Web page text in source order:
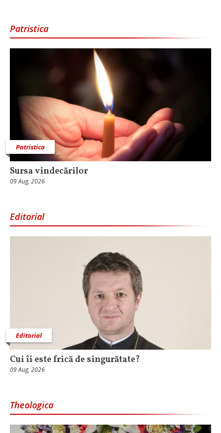
Patristica
Patristica
Sursa vindecărilor
09 Aug, 2026
Editorial
Editorial
Cui îi este frică de singurătate?
09 Aug, 2026
Theologica